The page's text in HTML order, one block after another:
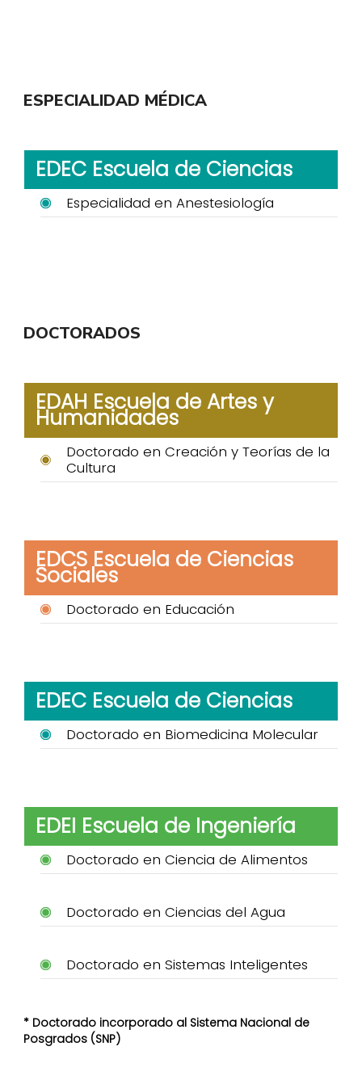
ESPECIALIDAD MÉDICA
EDEC Escuela de Ciencias
Especialidad en Anestesiología
DOCTORADOS
EDAH Escuela de Artes y
Humanidades
Doctorado en Creación y Teorías de la
Cultura
EDCS Escuela de Ciencias
Sociales
Doctorado en Educación
EDEC Escuela de Ciencias
Doctorado en Biomedicina Molecular
EDEI Escuela de Ingeniería
Doctorado en Ciencia de Alimentos
Doctorado en Ciencias del Agua
Doctorado en Sistemas Inteligentes
* Doctorado incorporado al Sistema Nacional de
Posgrados (SNP)